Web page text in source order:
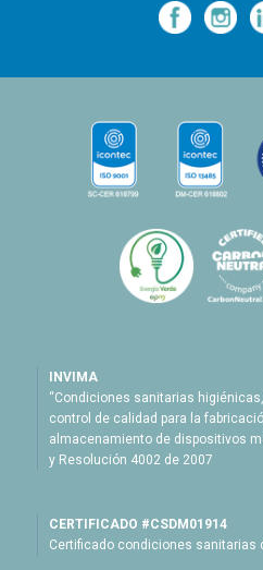
— —
INVIMA
“Condiciones sanitarias
control de calidad para la
almacenamiento de dispositivos
y Resolución 4002 de 2007
CERTIFICADO #CSDM01914
Certificado condiciones sanitarias